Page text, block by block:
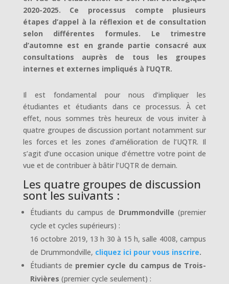
2020-2025. Ce processus compte plusieurs
étapes d’appel à la réflexion et de consultation
selon différentes formules. Le trimestre
d’automne est en grande partie consacré aux
consultations auprès de tous les groupes
internes et externes impliqués à l’UQTR.
Il est fondamental pour nous d’impliquer les
étudiantes et étudiants dans ce processus. À cet
effet, nous sommes très heureux de vous inviter à
quatre groupes de discussion portant notamment sur
les forces et les zones d’amélioration de l’UQTR. Il
s’agit d’une occasion unique d’émettre votre point de
vue et de contribuer à bâtir l’UQTR de demain.
Les quatre groupes de discussion
sont les suivants :
Étudiants du campus de Drummondville (premier
cycle et cycles supérieurs) :
16 octobre 2019, 13 h 30 à 15 h, salle 4008, campus
de Drummondville, cliquez ici pour vous inscrire.
Étudiants de premier cycle du campus de Trois-
Rivières (premier cycle seulement) :